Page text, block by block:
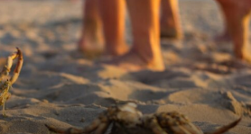
رؤية
الجثث
في
المنام